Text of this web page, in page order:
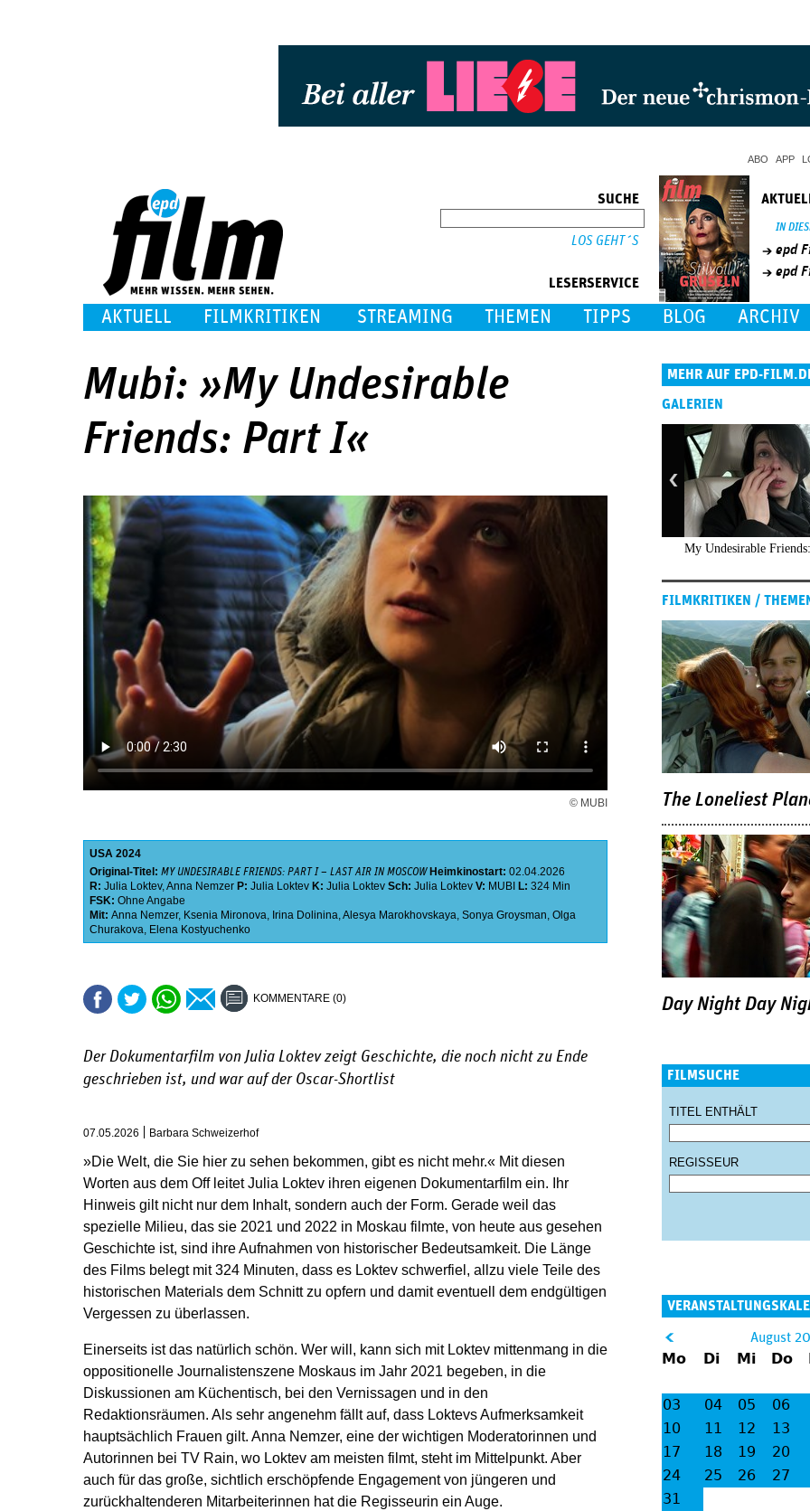
ABO APP
SUCHE
LESERSERVICE
IN
epd
epd
AKTUELL FILMKRITIKEN STREAMING THEMEN TIPPS BLOG ARCHIV
Mubi: »My Undesirable
Friends: Part I«
© MUBI
USA 2024
Original-Titel: MY UNDESIRABLE FRIENDS: PART I – LAST AIR IN MOSCOW Heimkinostart: 02.04.2026
R: Julia Loktev,Anna Nemzer P: Julia Loktev K: Julia Loktev Sch: Julia Loktev V: MUBI L: 324 Min
FSK: Ohne Angabe
Mit: Anna Nemzer, Ksenia Mironova, Irina Dolinina,Alesya Marokhovskaya, Sonya Groysman, Olga
Churakova, Elena Kostyuchenko
KOMMENTARE (0)
Der Dokumentarfilm von Julia Loktev zeigt Geschichte, die noch nicht zu Ende
geschrieben ist, und war auf der Oscar-Shortlist
07.05.2026 Barbara Schweizerhof
»Die Welt, die Sie hier zu sehen bekommen, gibt es nicht mehr.« Mit diesen
Worten aus dem Off leitet Julia Loktev ihren eigenen Dokumentarfilm ein. Ihr
Hinweis gilt nicht nur dem Inhalt, sondern auch der Form. Gerade weil das
spezielle Milieu, das sie 2021 und 2022 in Moskau filmte, von heute aus gesehen
Geschichte ist, sind ihre Aufnahmen von historischer Bedeutsamkeit. Die Länge
des Films belegt mit 324 Minuten, dass es Loktev schwerfiel, allzu viele Teile des
historischen Materials dem Schnitt zu opfern und damit eventuell dem endgültigen
Vergessen zu überlassen.
Einerseits ist das natürlich schön. Wer will, kann sich mit Loktev mittenmang in die
oppositionelle Journalistenszene Moskaus im Jahr 2021 begeben, in die
Diskussionen am Küchentisch, bei den Vernissagen und in den
Redaktionsräumen. Als sehr angenehm fällt auf, dass Loktevs Aufmerksamkeit
hauptsächlich Frauen gilt. Anna Nemzer, eine der wichtigen Moderatorinnen und
Autorinnen bei TV Rain, wo Loktev am meisten filmt, steht im Mittelpunkt. Aber
auch für das große, sichtlich erschöpfende Engagement von jüngeren und
zurückhaltenderen Mitarbeiterinnen hat die Regisseurin ein Auge.
MEHR AUF EPD-
GALERIEN
My Undesirable
FILMKRITIKEN /
The Loneliest
Day Night Day
FILMSUCHE
TITEL ENTHÄLT
REGISSEUR
lt;
August
Mo Di Mi Do
03 04 05 06
10
11 12 13
17
18 19 20
24
25 26 27
31